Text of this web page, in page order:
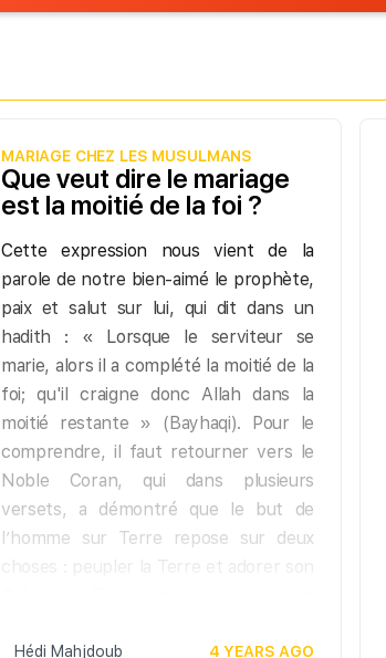
MARIAGE CHEZ LES MUSULMANS
Que veut dire le mariage
est la moitié de la foi ?
Cette expression nous vient de la
parole de notre bien-aimé le prophète,
paix et salut sur lui, qui dit dans un
hadith : « Lorsque le serviteur se
marie, alors il a complété la moitié de la
foi; qu'il craigne donc Allah dans la
moitié restante » (Bayhaqi). Pour le
comprendre, il faut retourner vers le
Noble Coran, qui dans plusieurs
versets, a démontré que le but de
l’homme sur Terre repose sur deux
choses : peupler la Terre et adorer son
il accomplit en effet une partie des
Hédi Mahjdoub 4 YEARS AGO